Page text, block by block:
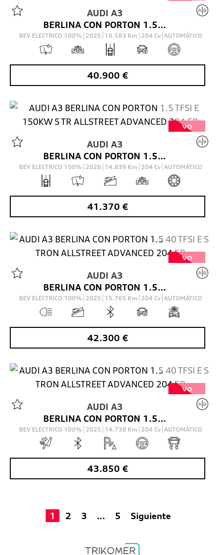
AUDI A3
BERLINA CON PORTON 1.5 40 TFSI E S TRONIC S LINE SPORTBACK 204 5P
BEV ELECTRICO 100% 2025 16.583 Km 204 Cv AUTOMÁTICO
40.900 €
VO
AUDI A3
BERLINA CON PORTON 1.5 TFSI E 150KW S TR ALLSTREET ADVANCED 204 5P
BEV ELECTRICO 100% 2026 14.839 Km 204 Cv AUTOMÁTICO
41.370 €
VO
AUDI A3
BERLINA CON PORTON 1.5 40 TFSI E S TRON ALLSTREET ADVANCED 204 5P
BEV ELECTRICO 100% 2025 15.765 Km 204 Cv AUTOMÁTICO
42.300 €
VO
AUDI A3
BERLINA CON PORTON 1.5 40 TFSI E S TRON ALLSTREET ADVANCED 204 5P
BEV ELECTRICO 100% 2025 14.738 Km 204 Cv AUTOMÁTICO
43.850 €
1 2 3 … 5 Siguiente